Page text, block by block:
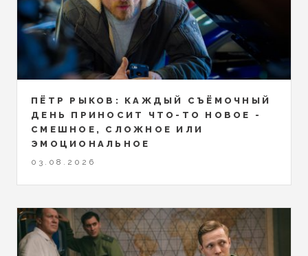
ПЁТР РЫКОВ: КАЖДЫЙ СЪЁМОЧНЫЙ
ДЕНЬ ПРИНОСИТ ЧТО-ТО НОВОЕ -
СМЕШНОЕ, СЛОЖНОЕ ИЛИ
ЭМОЦИОНАЛЬНОЕ
03.08.2026